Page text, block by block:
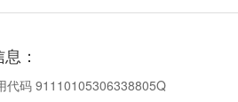
：
代码 91110105306338805Q